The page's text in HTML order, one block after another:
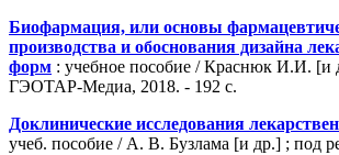
Биофармация, или основы
производства и обоснования дизайна
форм : учебное пособие / Краснюк И.И. [и
ГЭОТАР-Медиа, 2018. - 192 с.
Доклинические исследования
учеб. пособие / А. В. Бузлама [и др.] ; под